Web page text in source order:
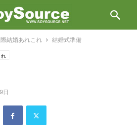
結婚あれこれ 結婚式準備
れ
日